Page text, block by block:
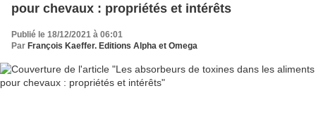
pour chevaux : propriétés et intérêts
Publié le 18/12/2021 à 06:01
Par François Kaeffer. Editions Alpha et Omega